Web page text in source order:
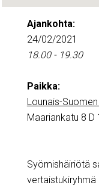
Ajankohta:
24/02/2021
18.00 - 19.30
Paikka:
Lounais-
Maariankatu 8 D
Syömishäiriötä